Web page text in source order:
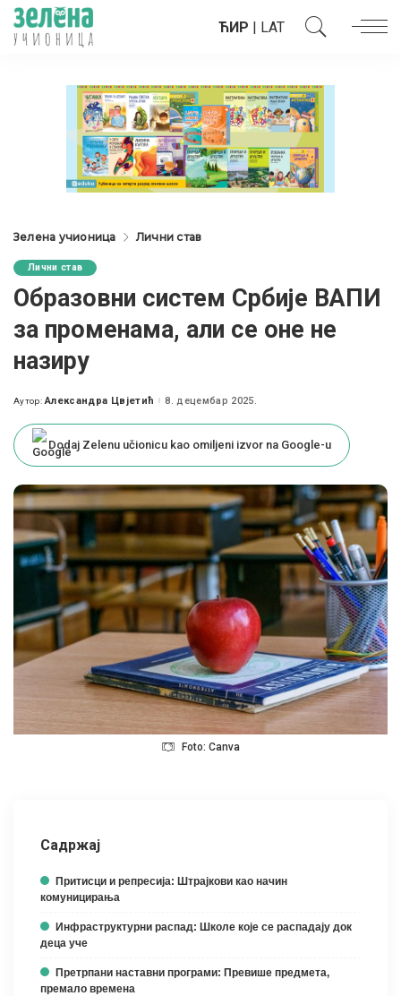
ЋИР | LAT
Зелена учионица Лични став
Лични став
Образовни систем Србије ВАПИ
за променама, али се оне не
назиру
Posted
Аутор: Александра Цвјетић 8. децембар 2025.
Dodaj Zelenu učionicu kao omiljeni izvor na Google-u
Foto: Canva
Садржај
Притисци и репресија: Штрајкови као начин
комуницирања
Инфраструктурни распад: Школе које се распадају док
деца уче
Претрпани наставни програми: Превише предмета,
премало времена